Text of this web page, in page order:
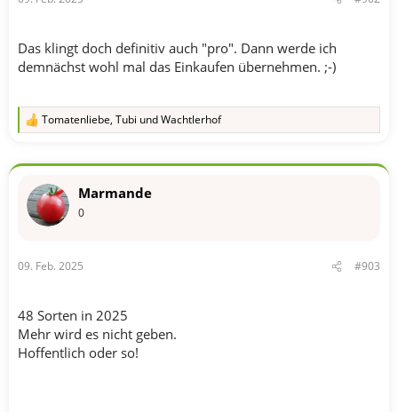
Das klingt doch definitiv auch "pro". Dann werde ich
demnächst wohl mal das Einkaufen übernehmen. ;-)
R
k
o
:
Tomatenliebe, Tubi undWachtlerhof
Marmande
0
09. Feb. 2025 #903
48 Sorten in 2025
Mehr wird es nicht geben.
Hoffentlich oder so!